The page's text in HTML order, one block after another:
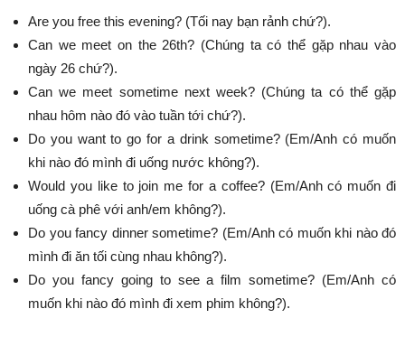
Are you free this evening? (Tối nay bạn rảnh chứ?).
Can we meet on the 26th? (Chúng ta có thể gặp nhau vào
ngày 26 chứ?).
Can we meet sometime next week? (Chúng ta có thể gặp
nhau hôm nào đó vào tuần tới chứ?).
Do you want to go for a drink sometime? (Em/Anh có muốn
khi nào đó mình đi uống nước không?).
Would you like to join me for a coffee? (Em/Anh có muốn đi
uống cà phê với anh/em không?).
Do you fancy dinner sometime? (Em/Anh có muốn khi nào đó
mình đi ăn tối cùng nhau không?).
Do you fancy going to see a film sometime? (Em/Anh có
muốn khi nào đó mình đi xem phim không?).